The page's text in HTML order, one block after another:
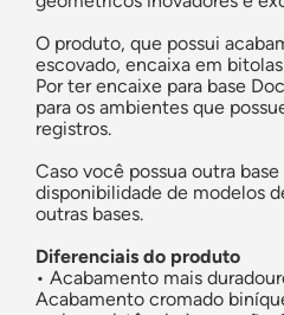
O produto, que possui
escovado, encaixa em
Por ter encaixe para base
para os ambientes que
registros.
Caso você possua outra
disponibilidade de modelos
outras bases.
Diferenciais do produto
• Acabamento mais
Acabamento cromado